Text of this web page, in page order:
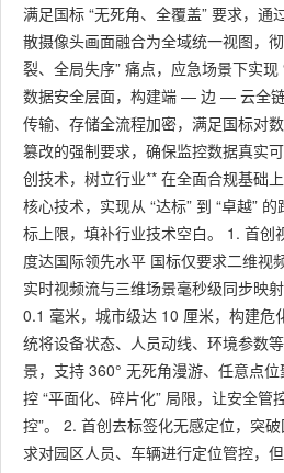
满足国标 “无死角、全覆盖” 要求，通
散摄像头画面融合为全域统一视图，
裂、全局失序” 痛点，应急场景下实
数据安全层面，构建端 — 边 — 云全链
传输、存储全流程加密，满足国标对
篡改的强制要求，确保监控数据真实
创技术，树立行业** 在全面合规基础
核心技术，实现从 “达标” 到 “卓越”
标上限，填补行业技术空白。 1. 首创
度达国际领先水平 国标仅要求二维视
实时视频流与三维场景毫秒级同步映
0.1 毫米，城市级达 10 厘米，构建危
统将设备状态、人员动线、环境参数
景，支持 360° 无死角漫游、任意点
控 “平面化、碎片化” 局限，让安全管
控”。 2. 首创去标签化无感定位，突
求对园区人员、车辆进行定位管控，